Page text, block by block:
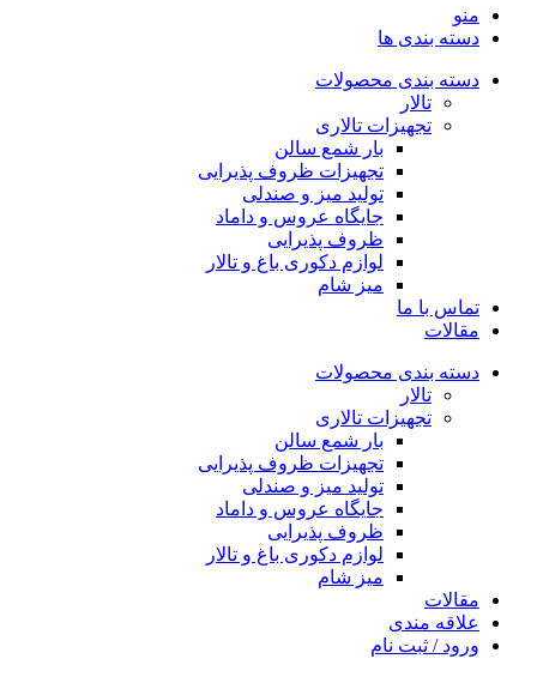
منو
دسته بندی ها
دسته بندی محصولات
تالار
تجهیزات تالاری
بار شمع سالن
تجهیزات ظروف پذیرایی
تولید میز و صندلی
جایگاه عروس و داماد
ظروف پذیرایی
لوازم دکوری باغ و تالار
میز شام
تماس با ما
مقالات
دسته بندی محصولات
تالار
تجهیزات تالاری
بار شمع سالن
تجهیزات ظروف پذیرایی
تولید میز و صندلی
جایگاه عروس و داماد
ظروف پذیرایی
لوازم دکوری باغ و تالار
میز شام
مقالات
علاقه مندی
ورود / ثبت نام